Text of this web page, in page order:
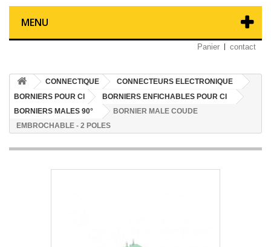
MENU
Panier contact
CONNECTIQUE
CONNECTEURS ELECTRONIQUE
BORNIERS POUR CI
BORNIERS ENFICHABLES POUR CI
BORNIERS MALES 90°
BORNIER MALE COUDE
EMBROCHABLE - 2 POLES